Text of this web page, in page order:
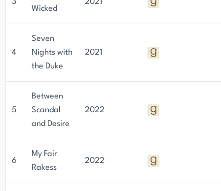
fesselnder historischer Liebesromane hat Alyssa
etabliert.
3
Wicked
2021
4
Seven
Nights with
the Duke
2021
5
Between
Scandal
and Desire
2022
6
My Fair
Rakess
2022